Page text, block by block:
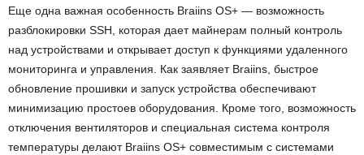
Еще одна важная особенность Braiins OS+ — возможность
разблокировки SSH, которая дает майнерам полный контроль
над устройствами и открывает доступ к функциями удаленного
мониторинга и управления. Как заявляет Braiins, быстрое
обновление прошивки и запуск устройства обеспечивают
минимизацию простоев оборудования. Кроме того, возможность
отключения вентиляторов и специальная система контроля
температуры делают Braiins OS+ совместимым с системами